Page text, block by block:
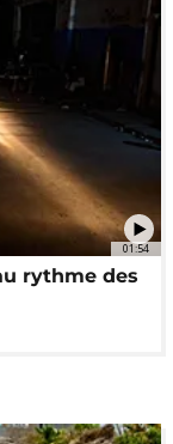
01:54
rythme des